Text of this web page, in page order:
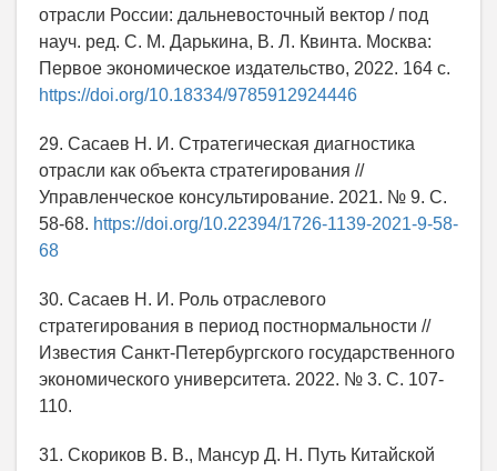
отрасли России: дальневосточный вектор / под
науч. ред. С. М. Дарькина, В. Л. Квинта. Москва:
Первое экономическое издательство, 2022. 164 с.
https://doi.org/10.18334/9785912924446
29. Сасаев Н. И. Стратегическая диагностика
отрасли как объекта стратегирования //
Управленческое консультирование. 2021. № 9. С.
58-68. https://doi.org/10.22394/1726-1139-2021-9-58-
68
30. Сасаев Н. И. Роль отраслевого
стратегирования в период постнормальности //
Известия Санкт-Петербургского государственного
экономического университета. 2022. № 3. С. 107-
110.
31. Скориков В. В., Мансур Д. Н. Путь Китайской